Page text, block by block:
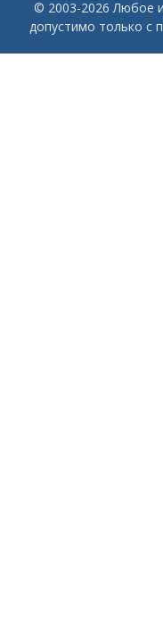
© 2003-2026 Любое
допустимо только с